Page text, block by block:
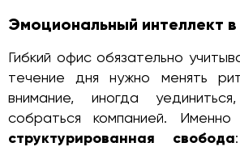
Эмоциональный интеллект
Гибкий офис обязательно
течение дня нужно менять
внимание, иногда
собраться компанией.
структурированная свобода